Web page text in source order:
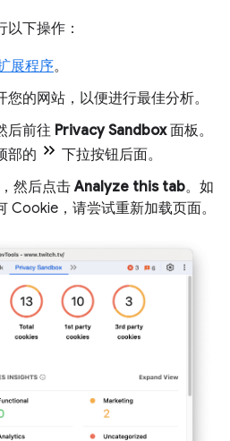
下操作：
展程序。
的网站，以便进行最佳分析。
后前往 Privacy Sandbox面板。
部的
下拉按钮后面。
然后点击Analyze this tab。如
Cookie，请尝试重新加载页面。